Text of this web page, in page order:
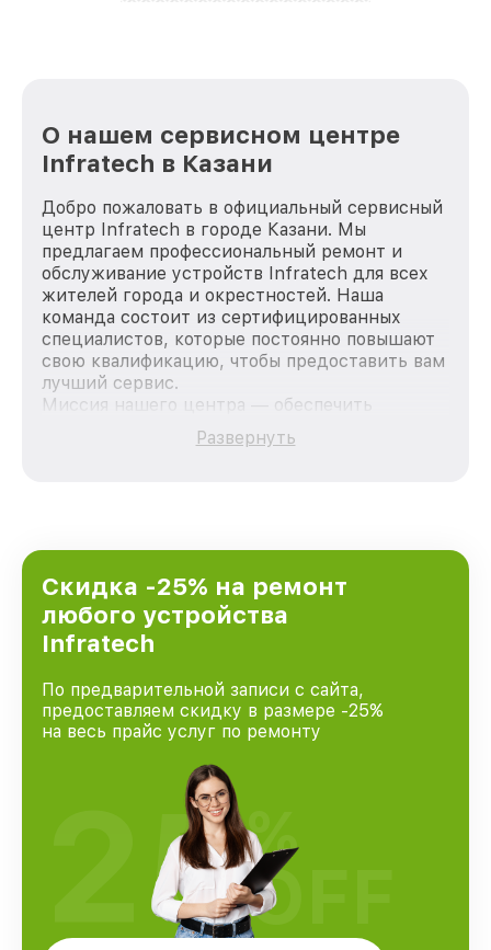
О нашем сервисном центре
Infratech в Казани
Добро пожаловать в официальный сервисный
центр Infratech в городе Казани. Мы
предлагаем профессиональный ремонт и
обслуживание устройств Infratech для всех
жителей города и окрестностей. Наша
команда состоит из сертифицированных
специалистов, которые постоянно повышают
свою квалификацию, чтобы предоставить вам
лучший сервис.
Миссия нашего центра — обеспечить
качественный и доступный ремонт для
каждого пользователя продукции Infratech,
городе Казани, постоянно повышая уровень
доверия и лояльности наших клиентов.
Развернуть
Скидка -25% на ремонт
любого устройства
Infratech
По предварительной записи с сайта,
предоставляем скидку в размере -25%
на весь прайс услуг по ремонту
25%
OFF